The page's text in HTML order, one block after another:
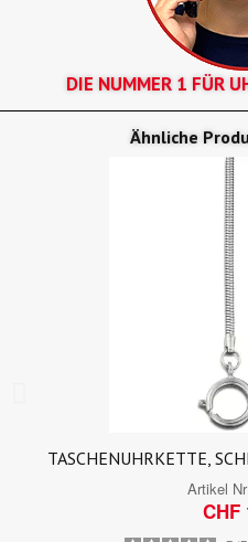
DIE NUMMER 1 FÜR
Ähnliche
TASCHENUHRKETTE,
Artikel
CHF